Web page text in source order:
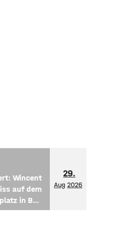
Wincent
auf dem
in Bad
Kissingen
29.
Aug 2026